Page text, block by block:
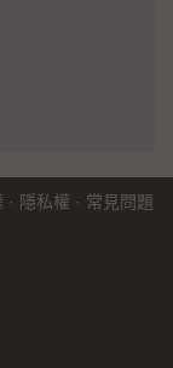
· 隱私權 · 常見問題